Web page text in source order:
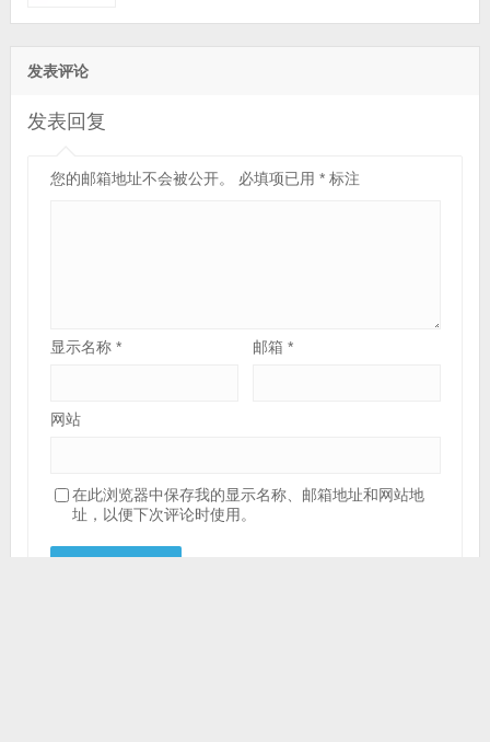
发表评论
发表回复
您的邮箱地址不会被公开。 必填项已用 *标注
显示名称 * 邮箱*
网站
在此浏览器中保存我的显示名称、邮箱地址和网站地
址，以便下次评论时使用。